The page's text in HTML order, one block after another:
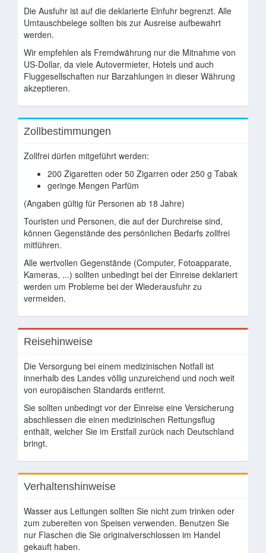
Die Ausfuhr ist auf die deklarierte Einfuhr begrenzt. Alle
Umtauschbelege sollten bis zur Ausreise aufbewahrt
werden.
Wir empfehlen als Fremdwährung nur die Mitnahme von
US-Dollar, da viele Autovermieter, Hotels und auch
Fluggesellschaften nur Barzahlungen in dieser Währung
akzeptieren.
Zollbestimmungen
Zollfrei dürfen mitgeführt werden:
200 Zigaretten oder 50 Zigarren oder 250 g Tabak
geringe Mengen Parfüm
(Angaben gültig für Personen ab 18 Jahre)
Touristen und Personen, die auf der Durchreise sind,
können Gegenstände des persönlichen Bedarfs zollfrei
mitführen.
Alle wertvollen Gegenstände (Computer, Fotoapparate,
Kameras, ...) sollten unbedingt bei der Einreise deklariert
werden um Probleme bei der Wiederausfuhr zu
vermeiden.
Reisehinweise
Die Versorgung bei einem medizinischen Notfall ist
innerhalb des Landes völlig unzureichend und noch weit
von europäischen Standards entfernt.
Sie sollten unbedingt vor der Einreise eine Versicherung
abschliessen die einen medizinischen Rettungsflug
enthält, welcher Sie im Erstfall zurück nach Deutschland
bringt.
Verhaltenshinweise
Wasser aus Leitungen sollten Sie nicht zum trinken oder
zum zubereiten von Speisen verwenden. Benutzen Sie
nur Flaschen die Sie originalverschlossen im Handel
gekauft haben.